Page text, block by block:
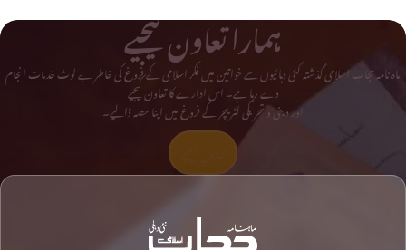
ہمارا تعاون کیجیے
ماہ نامہ حجاب اسلامی گذشتہ کئی دہائیوں سے خواتین میں فکر اسلامی کے فروغ کی خاطر بے لوث خدمات انجام
دے رہا ہے۔ اس ادارے کا تعاون کیجیے
اور دینی و تحریکی لٹریچر کے فروغ میں اپنا حصہ ڈالیے۔